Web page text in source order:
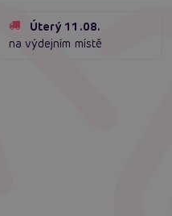
Úterý 11.08.
na výdejním místě